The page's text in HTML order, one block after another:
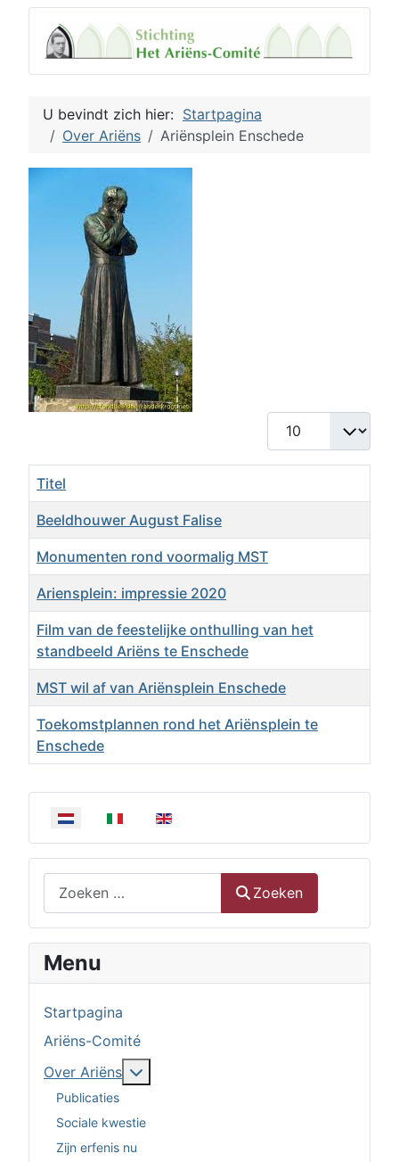
Selecteer de taal
Zoeken
Menu
Startpagina
Ariëns-Comité
Over Ariëns
Publicaties
Sociale kwestie
Zijn erfenis nu
U bevindt zich hier: Startpagina
Over Ariëns
Ariënsplein Enschede
Toon #
Titel
Beeldhouwer August Falise
Monumenten rond voormalig MST
Ariensplein: impressie 2020
Film van de feestelijke onthulling van het
standbeeld Ariëns te Enschede
MST wil af van Ariënsplein Enschede
Toekomstplannen rond het Ariënsplein te
Enschede